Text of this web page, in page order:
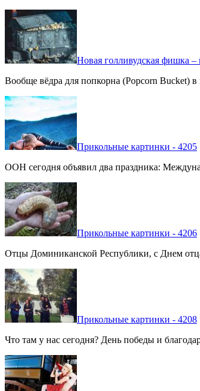
Новая голливудская фишка
Вообще вёдра для попкорна (Popcorn Bucket)
Прикольные картинки - 4205
ООН сегодня объявил два праздника:
Прикольные картинки - 4206
Отцы Доминиканской Республики, с Днем
Прикольные картинки - 4208
Что там у нас сегодня? День победы и